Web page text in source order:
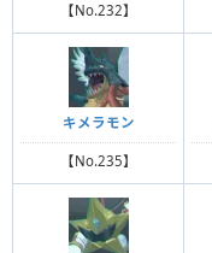
【No.232】
キメラモン
【No.235】